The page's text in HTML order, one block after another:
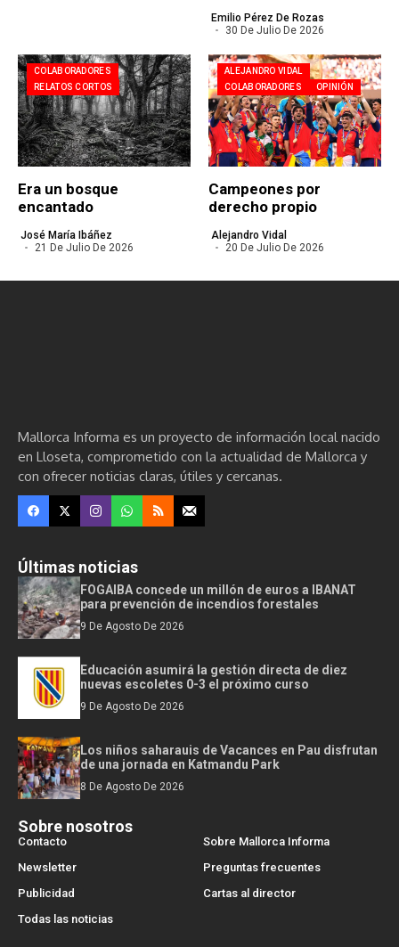
Emilio Pérez De Rozas
30 De Julio De 2026
COLABORADORES
RELATOS CORTOS
Era un bosque
encantado
José María Ibáñez
21 De Julio De 2026
ALEJANDRO VIDAL
COLABORADORES
OPINIÓN
Campeones por
derecho propio
Alejandro Vidal
20 De Julio De 2026
Mallorca Informa es un proyecto de información local nacido
en Lloseta, comprometido con la actualidad de Mallorca y
con ofrecer noticias claras, útiles y cercanas.
Últimas noticias
FOGAIBA concede un millón de euros a IBANAT
para prevención de incendios forestales
9 De Agosto De 2026
Educación asumirá la gestión directa de diez
nuevas escoletes 0-3 el próximo curso
9 De Agosto De 2026
Los niños saharauis de Vacances en Pau disfrutan
de una jornada en Katmandu Park
8 De Agosto De 2026
Sobre nosotros
Contacto
Sobre Mallorca Informa
Newsletter
Preguntas frecuentes
Publicidad
Cartas al director
Todas las noticias